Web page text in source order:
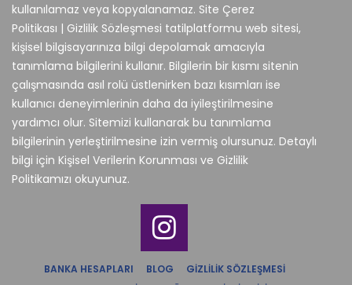
kullanılamaz veya kopyalanamaz. Site Çerez
Politikası | Gizlilik Sözleşmesi tatilplatformu web sitesi,
kişisel bilgisayarınıza bilgi depolamak amacıyla
tanımlama bilgilerini kullanır. Bilgilerin bir kısmı sitenin
çalışmasında asıl rolü üstlenirken bazı kısımları ise
kullanıcı deneyimlerinin daha da iyileştirilmesine
yardımcı olur. Sitemizi kullanarak bu tanımlama
bilgilerinin yerleştirilmesine izin vermiş olursunuz. Detaylı
bilgi için Kişisel Verilerin Korunması ve Gizlilik
Politikamızı okuyunuz.
BANKA HESAPLARI BLOG
GIZLILIK SÖZLEŞMESI